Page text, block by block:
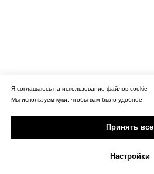
Я соглашаюсь на использование файлов cookie
Мы используем куки, чтобы вам было удобнее
Принять все
Настройки